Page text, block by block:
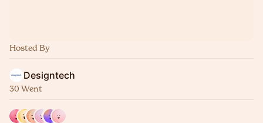
Hosted By
Designtech
30 Went